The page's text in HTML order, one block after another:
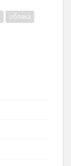
облака